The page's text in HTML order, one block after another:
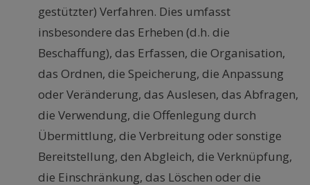
gestützter) Verfahren. Dies umfasst
insbesondere das Erheben (d.h. die
Beschaffung), das Erfassen, die Organisation,
das Ordnen, die Speicherung, die Anpassung
oder Veränderung, das Auslesen, das Abfragen,
die Verwendung, die Offenlegung durch
Übermittlung, die Verbreitung oder sonstige
Bereitstellung, den Abgleich, die Verknüpfung,
die Einschränkung, das Löschen oder die